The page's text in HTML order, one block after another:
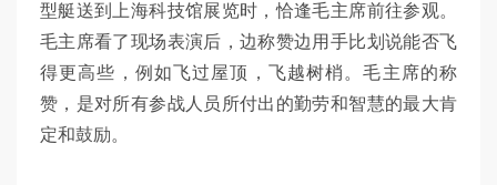
型艇送到上海科技馆展览时，恰逢毛主席前往参观。
毛主席看了现场表演后，边称赞边用手比划说能否飞
得更高些，例如飞过屋顶，飞越树梢。毛主席的称
赞，是对所有参战人员所付出的勤劳和智慧的最大肯
定和鼓励。